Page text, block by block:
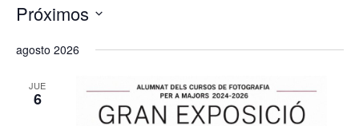
Próximos
la
agosto 2026
JUE
6